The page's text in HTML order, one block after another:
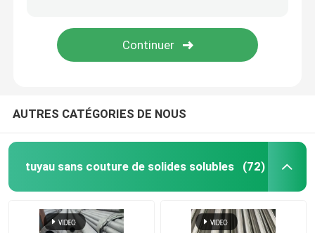
AUTRES CATÉGORIES DE NOUS
tuyau sans couture de solides solubles (72)